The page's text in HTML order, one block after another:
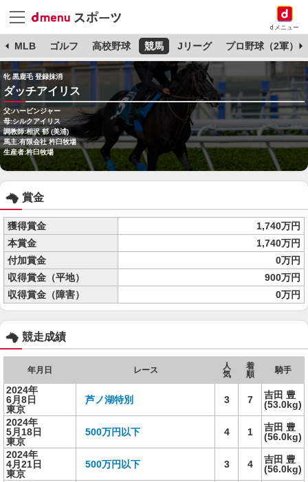
dメニュー
MLB ゴルフ 高校野球 競馬 Jリーグ プロ野球（2軍）
牝 黒鹿毛 登録抹消
ダッチアイリス
父:ハービンジャー
母:シルクアイリス
調教師:相沢 郁 (美浦)
馬主:有限会社 杵臼牧場
生産者:杵臼牧場
賞金
獲得賞金
1,740万円
本賞金
1,740万円
付加賞金
0万円
収得賞金（平地）
900万円
収得賞金（障害）
0万円
競走成績
年月日 レース
人
気
着
順
騎手
2024年
6月8日
東京
芦ノ湖特別 3 7
吉田 豊
(53.0kg)
2024年
5月18日
東京
500万円以下 4 1
吉田 豊
(56.0kg)
2024年
4月21日
東京
500万円以下 3 4
吉田 豊
(56.0kg)